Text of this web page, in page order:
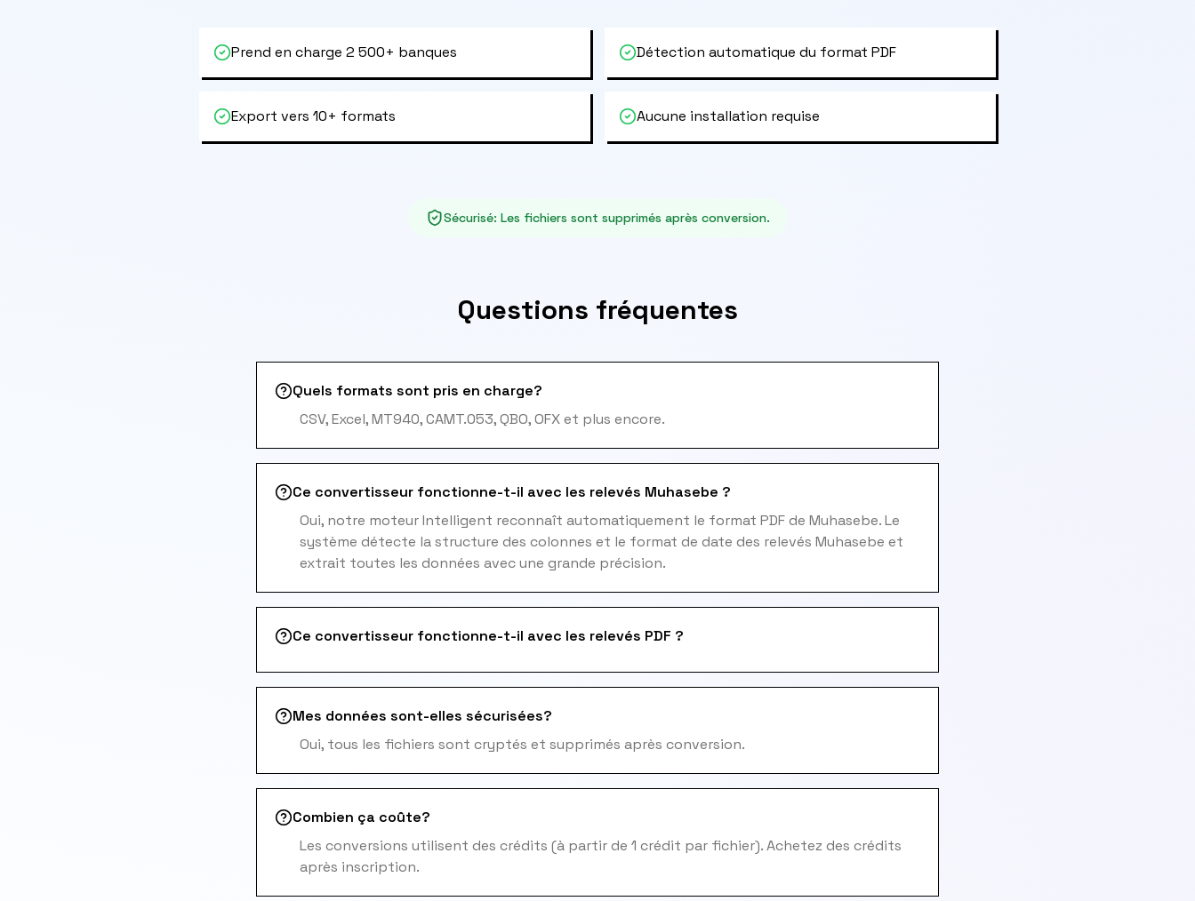
Prend en charge 2 500+ banques Détection automatique du format PDF
Export vers 10+ formats Aucune installation requise
Sécurisé: Les fichiers sont supprimés après conversion.
Questions fréquentes
Quels formats sont pris en charge?
CSV, Excel, MT940, CAMT.053, QBO, OFX et plus encore.
Ce convertisseur fonctionne-t-il avec les relevés Muhasebe ?
Oui, notre moteur Intelligent reconnaît automatiquement le format PDF de Muhasebe. Le
système détecte la structure des colonnes et le format de date des relevés Muhasebe et
extrait toutes les données avec une grande précision.
Ce convertisseur fonctionne-t-il avec les relevés PDF ?
Mes données sont-elles sécurisées?
Oui, tous les fichiers sont cryptés et supprimés après conversion.
Combien ça coûte?
Les conversions utilisent des crédits (à partir de 1 crédit par fichier). Achetez des crédits
après inscription.